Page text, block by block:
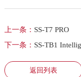
上一条： SS-T7 PRO
下一条： SS-TB1
返回列表